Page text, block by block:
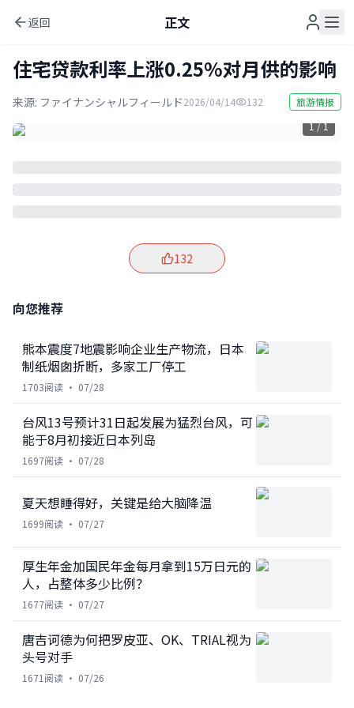
返回 正文
住宅贷款利率上涨0.25%对月供的影响
来源: ファイナンシャルフィールド2026/04/14 132
旅游情报
1 / 1
132
向您推荐
熊本震度7地震影响企业生产物流，日本
制纸烟囱折断，多家工厂停工
1703阅读 · 07/28
台风13号预计31日起发展为猛烈台风，可
能于8月初接近日本列岛
1697阅读 · 07/28
夏天想睡得好，关键是给大脑降温
1699阅读 · 07/27
厚生年金加国民年金每月拿到15万日元的
人，占整体多少比例？
1677阅读 · 07/27
唐吉诃德为何把罗皮亚、OK、TRIAL视为
头号对手
1671 阅读 · 07/26